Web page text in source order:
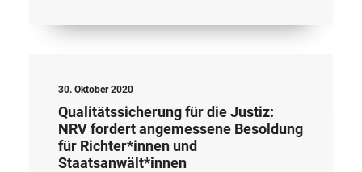
30. Oktober 2020
Qualitätssicherung für die Justiz:
NRV fordert angemessene Besoldung
für Richter*innen und
Staatsanwält*innen